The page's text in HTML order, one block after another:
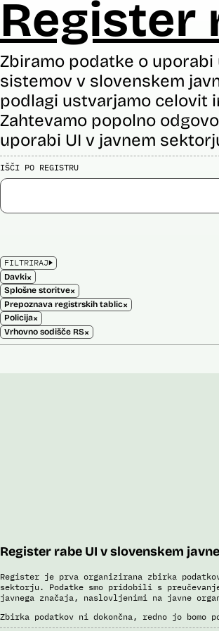
Register
Zbiramo podatke o
sistemov v slovenskem
podlagi ustvarjamo celovit
Zahtevamo popolno
uporabi UI v javnem
IŠČI PO REGISTRU
FILTRIRAJ
Davki×
Splošne storitve×
Prepoznava registrskih tablic×
Policija×
Vrhovno sodišče RS×
Register rabe UI v slovenskem
Register je prva organizirana zbirka
sektorju. Podatke smo pridobili s
javnega značaja, naslovljenimi na javne
Zbirka podatkov ni dokončna, redno jo